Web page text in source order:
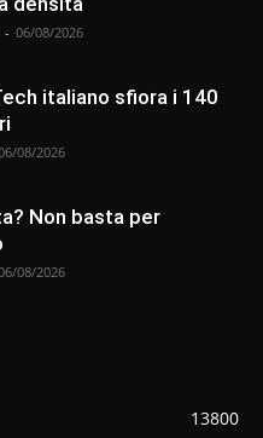
- 06/08/2026
italiano sfiora i 140
08/2026
Non basta per
08/2026
13800